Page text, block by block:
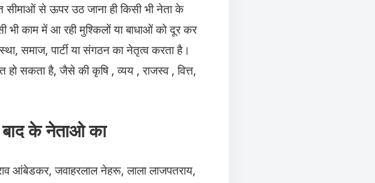
सीमाओं से ऊपर उठ जाना ही किसी भी नेता के
भी काम में आ रही मुश्किलों या बाधाओं को दूर कर
समाज, पार्टी या संगठन का नेतृत्व करता है।
हो सकता है, जैसे की कृषि , व्यय , राजस्व , वित्त,
के नेताओ का
आंबेडकर, जवाहरलाल नेहरू, लाला लाजपतराय,